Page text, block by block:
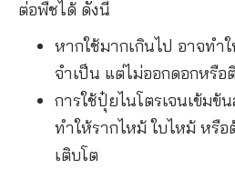
ต่อพืชได้ ดังนี้
หากใช้มากเกินไป อาจทำ
จำเป็น แต่ไม่ออกดอกหรือ
การใช้ปุ๋ยไนโตรเจนเข้มข้
ทำให้รากไหม้ ใบไหม้ หรือ
เติบโต